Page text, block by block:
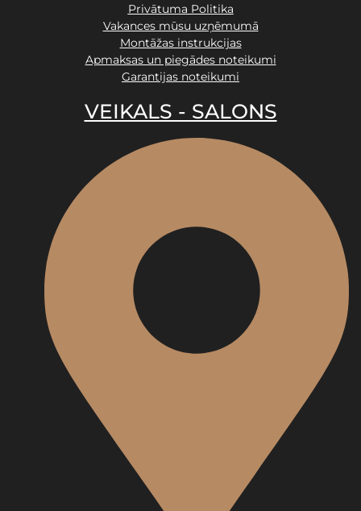
Privātuma Politika
Vakances mūsu uzņēmumā
Montāžas instrukcijas
Apmaksas un piegādes noteikumi
Garantijas noteikumi
VEIKALS - SALONS